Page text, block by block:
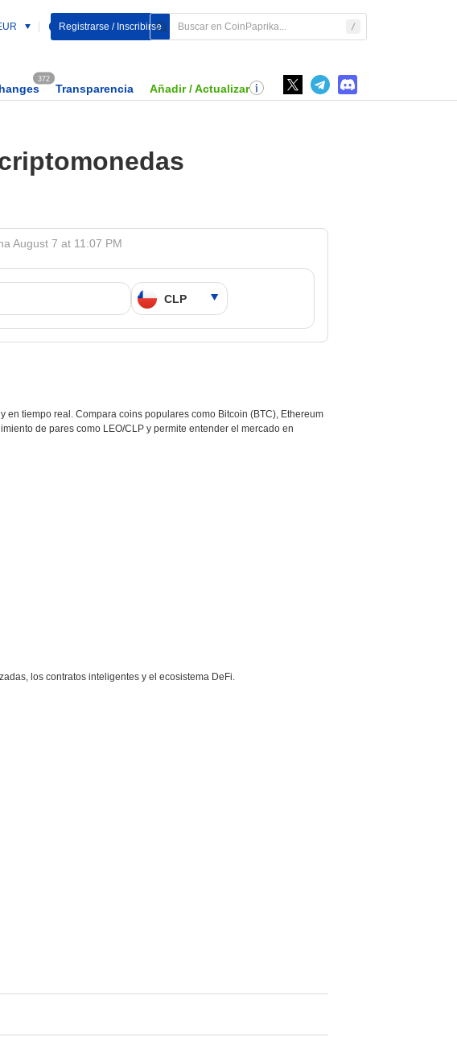
Registrarse / Inscribirse
372
Transparencia Añadir / Actualizar
August 7 at 11:07 PM
tiempo real. Compara coins populares como Bitcoin (BTC), Ethereum
de pares como LEO/CLP y permite entender el mercado en
los contratos inteligentes y el ecosistema DeFi.